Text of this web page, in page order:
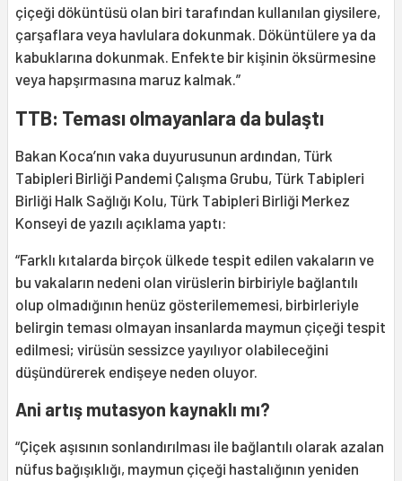
çiçeği döküntüsü olan biri tarafından kullanılan giysilere,
çarşaflara veya havlulara dokunmak. Döküntülere ya da
kabuklarına dokunmak. Enfekte bir kişinin öksürmesine
veya hapşırmasına maruz kalmak.”
TTB: Teması olmayanlara da bulaştı
Bakan Koca’nın vaka duyurusunun ardından, Türk
Tabipleri Birliği Pandemi Çalışma Grubu, Türk Tabipleri
Birliği Halk Sağlığı Kolu, Türk Tabipleri Birliği Merkez
Konseyi de yazılı açıklama yaptı:
“Farklı kıtalarda birçok ülkede tespit edilen vakaların ve
bu vakaların nedeni olan virüslerin birbiriyle bağlantılı
olup olmadığının henüz gösterilememesi, birbirleriyle
belirgin teması olmayan insanlarda maymun çiçeği tespit
edilmesi; virüsün sessizce yayılıyor olabileceğini
düşündürerek endişeye neden oluyor.
Ani artış mutasyon kaynaklı mı?
“Çiçek aşısının sonlandırılması ile bağlantılı olarak azalan
nüfus bağışıklığı, maymun çiçeği hastalığının yeniden